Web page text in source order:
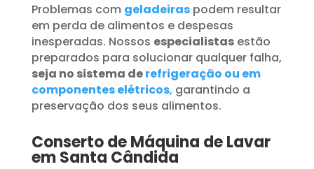
Problemas com geladeiraspodem resultar
em perda de alimentos e despesas
inesperadas. Nossos especialistasestão
preparados para solucionar qualquer falha,
seja no sistema derefrigeração ou em
componentes elétricos, garantindo a
preservação dos seus alimentos.
Conserto de Máquina de Lavar
em Santa Cândida